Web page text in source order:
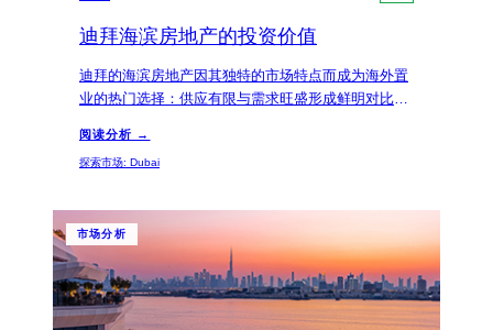
迪拜海滨房地产的投资价值
迪拜的海滨房地产因其独特的市场特点而成为海外置
业的热门选择：供应有限与需求旺盛形成鲜明对比。
资者可以享受到高额的租金回报率和长期增值的潜
力。
阅读分析 →
探索市场: Dubai
市场分析